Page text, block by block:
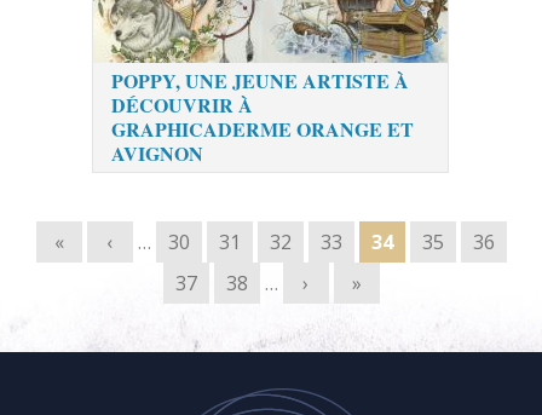
POPPY, UNE JEUNE ARTISTE À
DÉCOUVRIR À
GRAPHICADERME ORANGE ET
AVIGNON
Pages
« ‹ … 30 31 32 33 34 35
36
37
38 … › »